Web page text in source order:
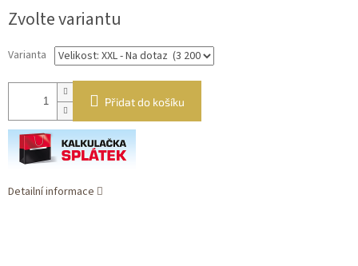
cena:
Zvolte variantu
Varianta
Přidat do košíku
Detailní informace